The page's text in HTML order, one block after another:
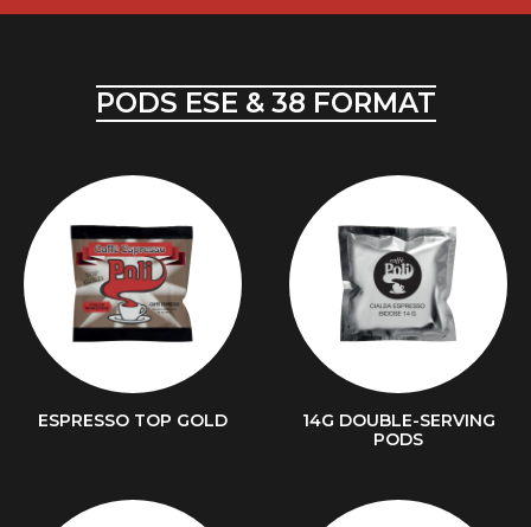
PODS ESE & 38 FORMAT
ESPRESSO TOP GOLD
14G DOUBLE-SERVING
PODS